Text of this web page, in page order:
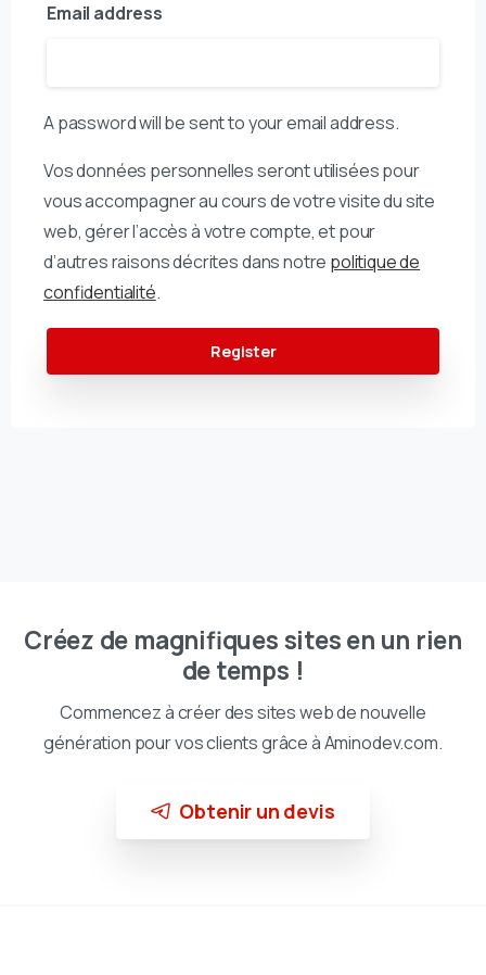
Email address
A password will be sent to your email address.
Vos données personnelles seront utilisées pour
vous accompagner au cours de votre visite du site
web, gérer l’accès à votre compte, et pour
d’autres raisons décrites dans notre politique de
confidentialité.
Register
Créez de magnifiques sites en un rien
de temps !
Commencez à créer des sites web de nouvelle
génération pour vos clients grâce à Aminodev.com.
Obtenir un devis